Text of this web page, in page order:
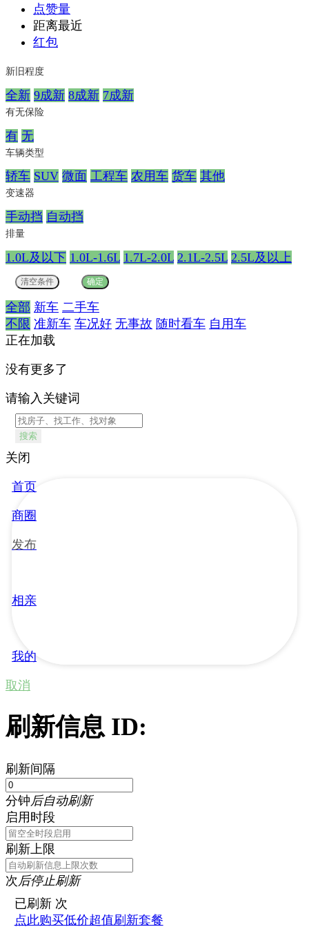
点赞量
距离最近
红包
新旧程度
全新 9成新 8成新 7成新
有无保险
有 无
车辆类型
轿车 SUV 微面 工程车 农用车 货车 其他
变速器
手动挡 自动挡
排量
1.0L及以下 1.0L-1.6L 1.7L-2.0L 2.1L-2.5L 2.5L及以上
全部 新车 二手车
不限 准新车 车况好 无事故 随时看车 自用车
正在加载
没有更多了
请输入关键词
搜索
关闭
首页
商圈
发布
相亲
我的
取消
刷新信息 ID:
刷新间隔
分钟后自动刷新
启用时段
刷新上限
次 后停止刷新
已刷新 次
点此购买低价超值刷新套餐